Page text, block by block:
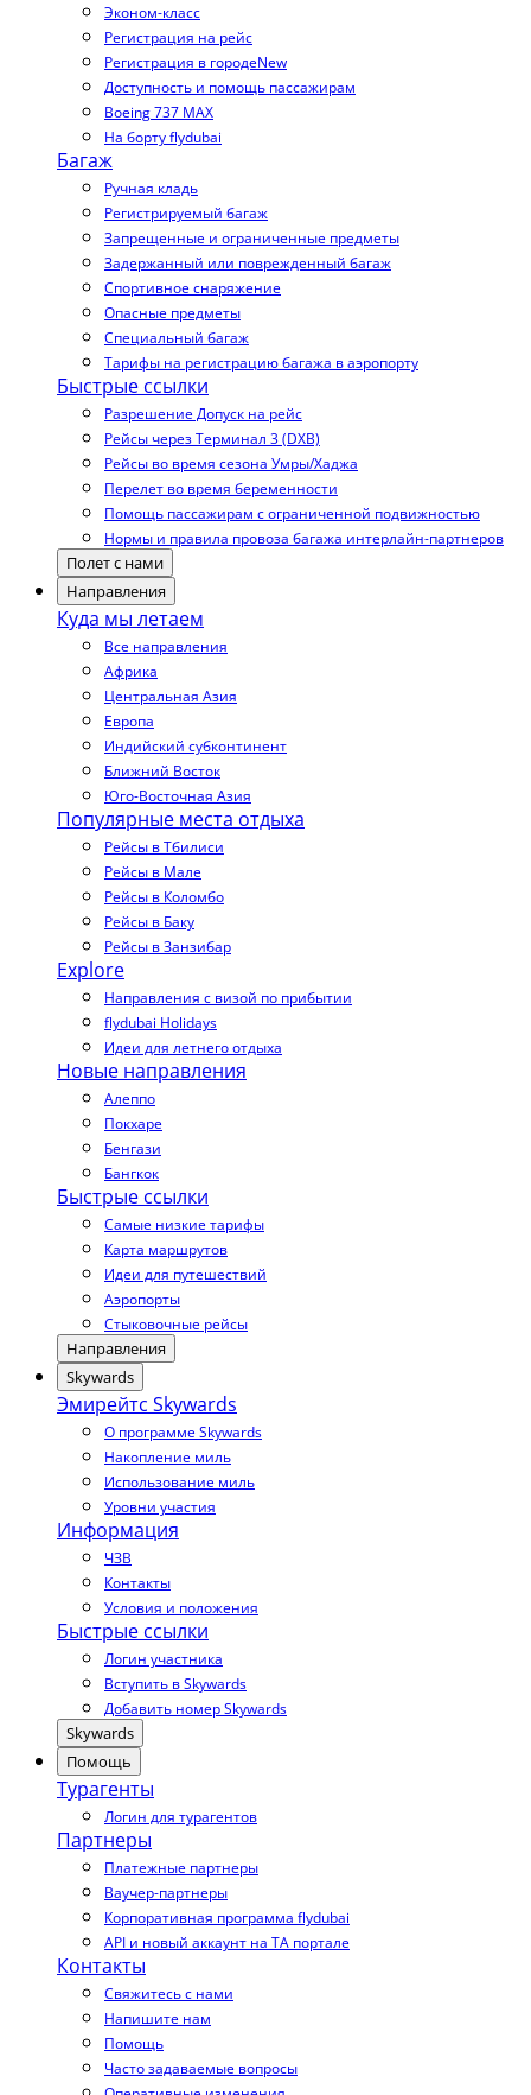
Эконом-класс
Регистрация на рейс
Регистрация в городеNew
Доступность и помощь пассажирам
Boeing 737 MAX
На борту flydubai
Багаж
Ручная кладь
Регистрируемый багаж
Запрещенные и ограниченные предметы
Задержанный или поврежденный багаж
Спортивное снаряжение
Опасные предметы
Специальный багаж
Тарифы на регистрацию багажа в аэропорту
Быстрые ссылки
Разрешение Допуск на рейс
Рейсы через Терминал 3 (DXB)
Рейсы во время сезона Умры/Хаджа
Перелет во время беременности
Помощь пассажирам с ограниченной подвижностью
Нормы и правила провоза багажа интерлайн-партнеров
Полет с нами
Направления
Куда мы летаем
Все направления
Африка
Центральная Азия
Европа
Индийский субконтинент
Ближний Восток
Юго-Восточная Азия
Популярные места отдыха
Рейсы в Тбилиси
Рейсы в Мале
Рейсы в Коломбо
Рейсы в Баку
Рейсы в Занзибар
Explore
Направления с визой по прибытии
flydubai Holidays
Идеи для летнего отдыха
Новые направления
Алеппо
Покхаре
Бенгази
Бангкок
Быстрые ссылки
Самые низкие тарифы
Карта маршрутов
Идеи для путешествий
Аэропорты
Стыковочные рейсы
Направления
Skywards
Эмирейтс Skywards
О программе Skywards
Накопление миль
Использование миль
Уровни участия
Информация
ЧЗВ
Контакты
Условия и положения
Быстрые ссылки
Логин участника
Вступить в Skywards
Добавить номер Skywards
Skywards
Помощь
Турагенты
Логин для турагентов
Партнеры
Платежные партнеры
Ваучер-партнеры
Корпоративная программа flydubai
API и новый аккаунт на TA портале
Контакты
Свяжитесь с нами
Напишите нам
Помощь
Часто задаваемые вопросы